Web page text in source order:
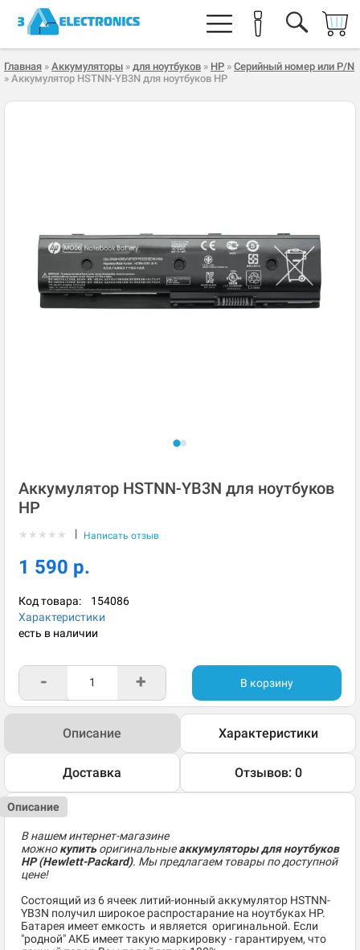
Главная » Аккумуляторы » для ноутбуков » HP » Серийный номер или P/N
» Аккумулятор HSTNN-YB3N для ноутбуков HP
Аккумулятор HSTNN-YB3N для ноутбуков
HP
★ ★ ★ ★ ★ | Написать отзыв
1 590 р.
Код товара: 154086
Характеристики
есть в наличии
- + В корзину
Описание Характеристики
Доставка Отзывов: 0
Описание
В нашем интернет-магазине
можнокупитьоригинальныеаккумуляторы для ноутбуков
HP (Hewlett-Packard). Мы предлагаем товары по доступной
цене!
Состоящий из 6 ячеек литий-ионный аккумулятор HSTNN-
YB3N получил широкое распростарание на ноутбуках HP.
Батарея имеет емкость и является оригинальной. Если
"родной" АКБ имеет такую маркировку - гарантируем, что